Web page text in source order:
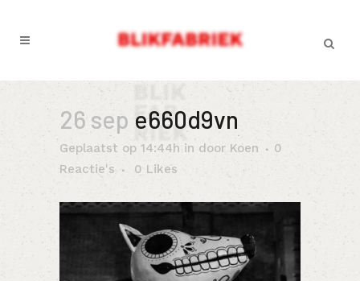
26 sep e660d9vn
Geplaatst op 14:44h in door Koen
0
Reactie's
0 Likes